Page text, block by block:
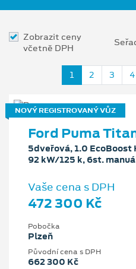
Zobrazit ceny
včetně DPH
1 2 3 4
NOVÝ REGISTROVANÝ VŮZ
Ford Puma
5dveřová, 1.0 EcoBoost
92 kW/125 k, 6st.
Vaše cena s DPH
472 300 Kč
Pobočka
Plzeň
Původní cena s DPH
662 300 Kč